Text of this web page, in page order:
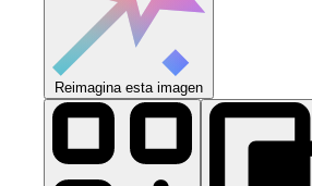
Reimagina esta imagen